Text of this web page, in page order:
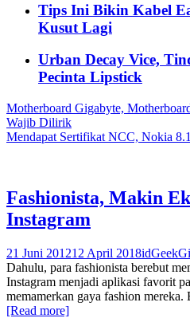
Tips Ini Bikin Kabel
Kusut Lagi
Urban Decay Vice,
Pecinta Lipstick
Motherboard Gigabyte,
Wajib Dilirik
Mendapat Sertifikat NCC, Nokia
Fashionista, Makin
Instagram
21 Juni 201212 April 2018
Dahulu, para fashionista berebut
Instagram menjadi aplikasi favorit
memamerkan gaya fashion mereka.
[Read more]